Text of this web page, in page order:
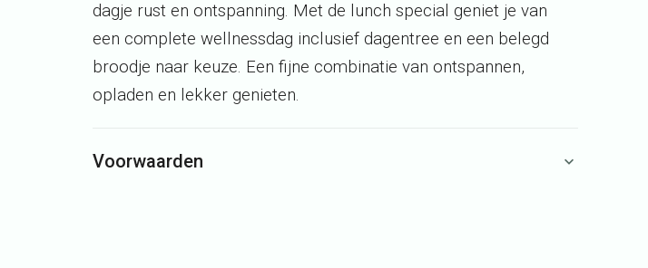
dagje rust en ontspanning. Met de lunch special geniet je van
een complete wellnessdag inclusief dagentree en een belegd
broodje naar keuze. Een fijne combinatie van ontspannen,
opladen en lekker genieten.
Voorwaarden